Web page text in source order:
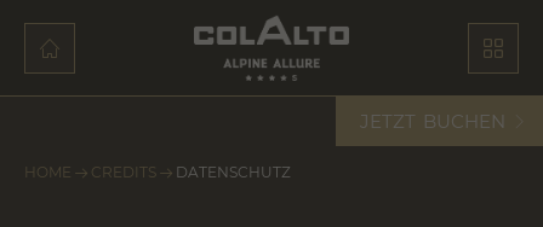
JETZT BUCHEN
HOME CREDITS DATENSCHUTZ